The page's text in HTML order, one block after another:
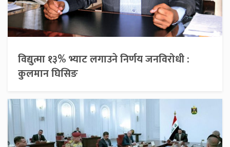
विद्युत्मा १३% भ्याट लगाउने निर्णय जनविरोधी :
कुलमान घिसिङ